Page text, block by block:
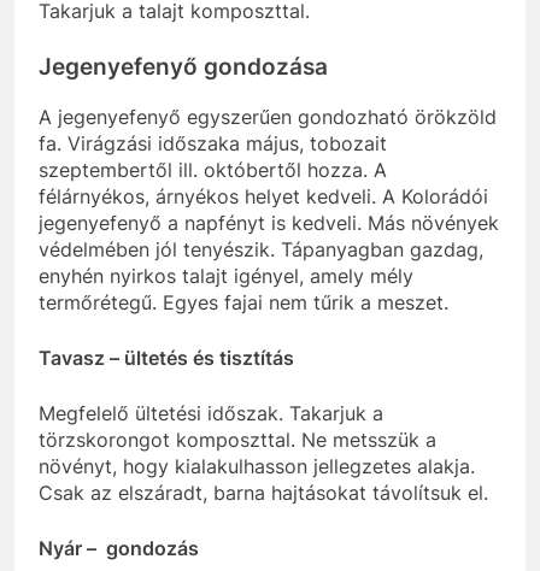
Takarjuk a talajt komposzttal.
Jegenyefenyő gondozása
A jegenyefenyő egyszerűen gondozható örökzöld
fa. Virágzási időszaka május, tobozait
szeptembertől ill. októbertől hozza. A
félárnyékos, árnyékos helyet kedveli. A Kolorádói
jegenyefenyő a napfényt is kedveli. Más növények
védelmében jól tenyészik. Tápanyagban gazdag,
enyhén nyirkos talajt igényel, amely mély
termőrétegű. Egyes fajai nem tűrik a meszet.
Tavasz – ültetés és tisztítás
Megfelelő ültetési időszak. Takarjuk a
törzskorongot komposzttal. Ne metsszük a
növényt, hogy kialakulhasson jellegzetes alakja.
Csak az elszáradt, barna hajtásokat távolítsuk el.
Nyár – gondozás